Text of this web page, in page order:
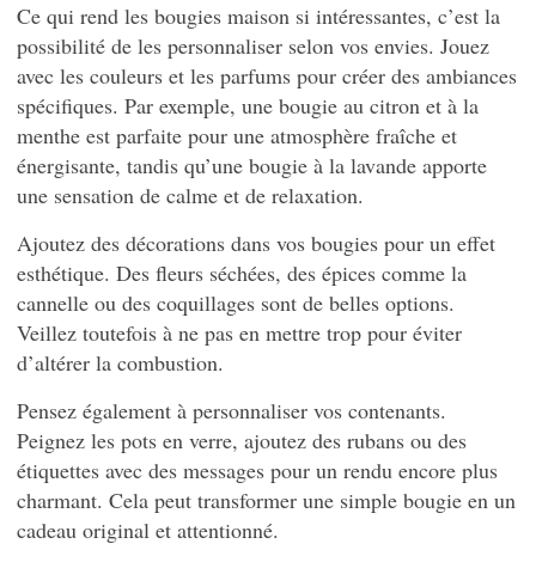
Ce qui rend les bougies maison si intéressantes, c’est la
possibilité de les personnaliser selon vos envies. Jouez
avec les couleurs et les parfums pour créer des ambiances
spécifiques. Par exemple, une bougie au citron et à la
menthe est parfaite pour une atmosphère fraîche et
énergisante, tandis qu’une bougie à la lavande apporte
une sensation de calme et de relaxation.
Ajoutez des décorations dans vos bougies pour un effet
esthétique. Des fleurs séchées, des épices comme la
cannelle ou des coquillages sont de belles options.
Veillez toutefois à ne pas en mettre trop pour éviter
d’altérer la combustion.
Pensez également à personnaliser vos contenants.
Peignez les pots en verre, ajoutez des rubans ou des
étiquettes avec des messages pour un rendu encore plus
charmant. Cela peut transformer une simple bougie en un
cadeau original et attentionné.